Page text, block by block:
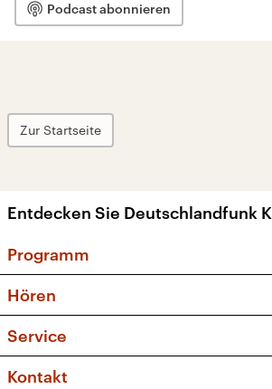
Podcast abonnieren
Zur Startseite
Entdecken Sie Deutschlandfunk
Programm
Sendungen und Podcasts
Musikliste
Kakadu – Das Kinderprogramm
Hören
Frequenzen (UKW + DAB+)
Service
FAQ
Kontakt